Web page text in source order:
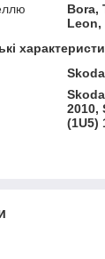
Bora,
Leon,
Skoda
2010,
(1U5)